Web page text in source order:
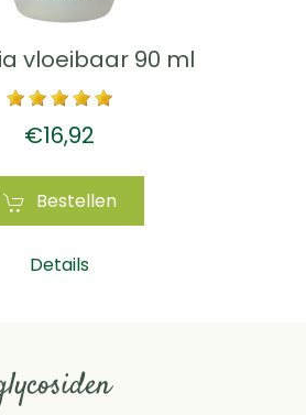
vloeibaar 90 ml
€16,92
Bestellen
Details